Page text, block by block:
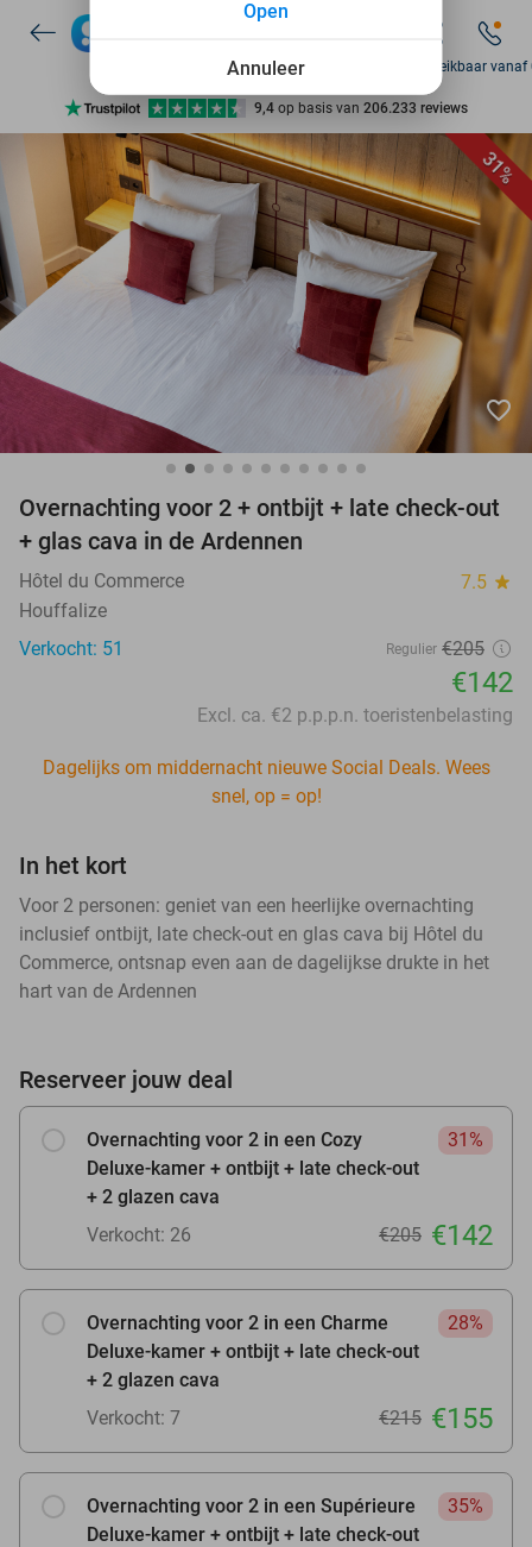
7 dagen per week beschikbaar
10+ miljoen leden
9,4 op basis van 206.233 reviews
Ontdek 15.000+ deals
7 dagen per week beschikbaar
10+ miljoen leden
Zo bereikbaar
31%
favorite_border
Overnachting voor 2 + ontbijt + late check-out
+ glas cava in de Ardennen
Hôtel du Commerce 7.5 star
Houffalize
Verkocht: 51
Regulier €205
€142
Excl. ca. €2 p.p.p.n. toeristenbelasting
Dagelijks om middernacht nieuwe Social Deals. Wees
snel, op = op!
In het kort
Voor 2 personen: geniet van een heerlijke overnachting
inclusief ontbijt, late check-out en glas cava bij Hôtel du
Commerce, ontsnap even aan de dagelijkse drukte in het
hart van de Ardennen
Reserveer jouw deal
Overnachting voor 2 in een Cozy
Deluxe-kamer + ontbijt + late check-out
+ 2 glazen cava
31%
Verkocht: 26 €205 €142
Overnachting voor 2 in een Charme
Deluxe-kamer + ontbijt + late check-out
+ 2 glazen cava
28%
Verkocht: 7 €215 €155
Overnachting voor 2 in een Supérieure
Deluxe-kamer + ontbijt + late check-out
35%
Annuleer
Open